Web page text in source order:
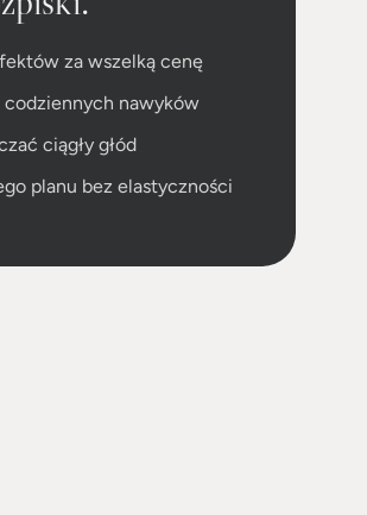
za wszelką cenę
codziennych nawyków
ciągły głód
planu bez elastyczności